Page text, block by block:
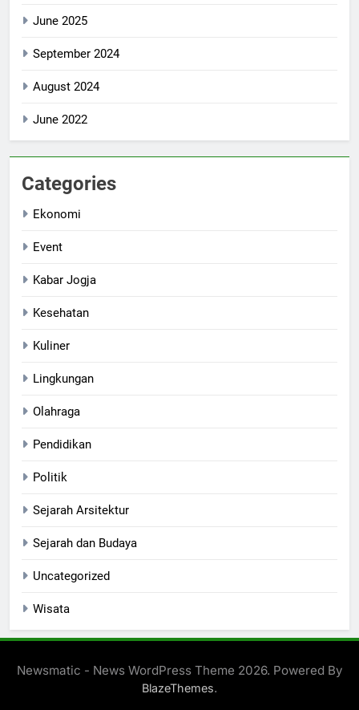
June 2025
September 2024
August 2024
June 2022
Categories
Ekonomi
Event
Kabar Jogja
Kesehatan
Kuliner
Lingkungan
Olahraga
Pendidikan
Politik
Sejarah Arsitektur
Sejarah dan Budaya
Uncategorized
Wisata
Newsmatic - News WordPress Theme 2026. Powered By
BlazeThemes.